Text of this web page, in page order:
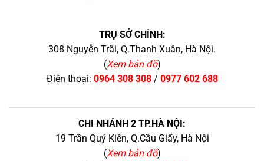
TRỤ SỞ CHÍNH:
308 Nguyễn Trãi, Q.Thanh Xuân, Hà Nội.
(Xem bản đồ)
Điện thoại: 0964 308 308/ 0977 602 688
CHI NHÁNH 2 TP.HÀ NỘI:
19 Trần Quý Kiên, Q.Cầu Giấy, Hà Nội
(Xem bản đồ)